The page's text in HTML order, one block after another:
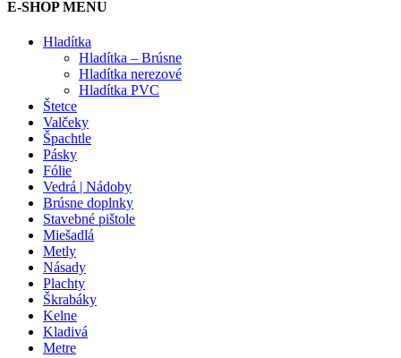
E-SHOP MENU
Hladítka
Hladítka – Brúsne
Hladítka nerezové
Hladítka PVC
Štetce
Valčeky
Špachtle
Pásky
Fólie
Vedrá | Nádoby
Brúsne doplnky
Stavebné pištole
Miešadlá
Metly
Násady
Plachty
Škrabáky
Kelne
Kladivá
Metre